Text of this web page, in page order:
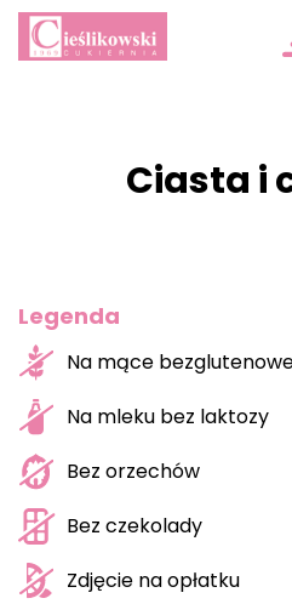
Ciasta i
Legenda
Na mące
Na mleku bez laktozy
Bez orzechów
Bez czekolady
Zdjęcie na opłatku